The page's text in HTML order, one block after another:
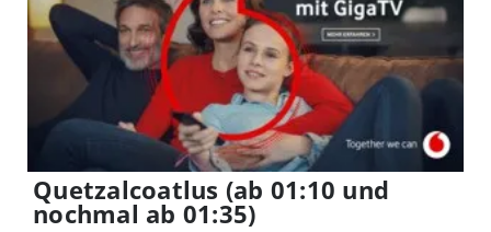
Quetzalcoatlus (ab 01:10 und
nochmal ab 01:35)